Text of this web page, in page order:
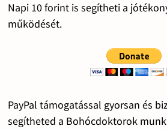
Napi 10 forint is segítheti a
működését.
PayPal támogatással gyorsan és
segítheted a Bohócdoktorok